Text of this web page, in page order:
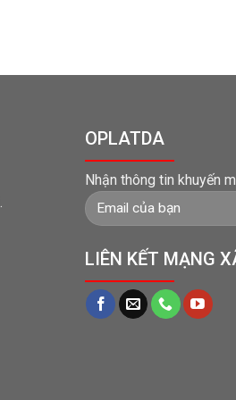
OPLATDA
Nhận thông tin khuyến
LIÊN KẾT MẠNG